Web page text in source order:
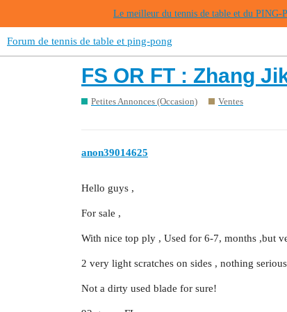
Le meilleur du tennis de table et du PING-
Forum de tennis de table et ping-pong
FS OR FT : Zhang
Petites Annonces (Occasion) Ventes
anon39014625
Hello guys ,
For sale ,
With nice top ply , Used for 6-7, months ,but
2 very light scratches on sides , nothing
Not a dirty used blade for sure!